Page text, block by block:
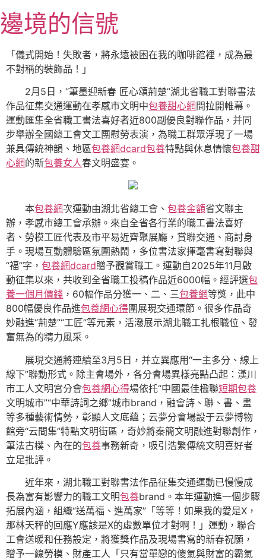
至
主
內
邊境的信號
「儀式開始！失敗者，將永遠被困在我的咖啡館裡，成為最
不對稱的裝飾品！」
2月5日，“筆墨迎新春 匠心頌荊楚”湖北省職工對聯書法
作品征集交通運動在孝感市文明中包養甜心網 間拉開帷幕。
運動匯集全省職工書法喜好者近800副優良對聯作品，并同
步舉辦全國總工會文工團慰勞表演，為職工群眾浮現了一場
兼具傳統神韻、地區包養網dcard包養特點與休息情懷包養甜
心網的新包養女人春文明盛宴。
本包養網次運動由湖北省總工會、 包養金額省文聯主
辦，孝感市總工會承辦。來自全省各行業的職工書法喜好
者、勞模工匠代表及市平易近齊聚展廳，賞聯交通、商討身
手。現場互動體驗區氛圍熱鬧，多位書法家揮毫書寫對聯與
“福”字， 包養網dcard贈予觀賞職工。運動自2025年11月啟
動征集以來，共收到全省職工投稿作品近6000幅。經評選包
養一個月價錢 ，60幅作品分獲一、二、三包養網等獎，此中
800幅優良作品進包養網心得圍展現交通環節。很多作品奇
妙融進“荊楚”“工匠”等元素，活潑展示湖北職工扎根職位、發
奮無為的精力風采。
展現交通將連續至3月5日，并立異應用“一主多分、線上
線下”聯動形式。除主會場外，各分會場異樣亮點凸起：漢川
市工人文明宮分會包養網心得場依托“中國最佳楹聯短期包養
文明城市”“中華詩詞之鄉”城市brand，融會詩、聯、書、畫
等多種藝術情勢，彰顯人文底蘊；云夢分會場設于云夢博物
館旁“云間集”特點文明街區，奇妙將秦簡文明融進對聯創作，
筆法古樸、內在的包養事務新奇，吸引浩繁傳統文明喜好者
立足批評。
近年來，湖北職工對聯書法作品征集交通運動已慢慢成
長為富有影響力的職工文明包養brand。本年運動進一個步驟
拓展內涵，組織“送萬福、進萬家”「等等！如果我的愛是X，
那林天秤的回應Y應該是X的虛數單位才對啊！」運動，聯合
工會送暖和任務設定，將獲獎作品及現場書寫的新春祝願，
贈予一線勞模、財產工人「只有當單戀的傻氣與財富的霸氣